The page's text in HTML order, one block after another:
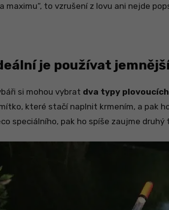
maximu“, to vzrušení z lovu ani nejde
je používat
si mohou vybrat dva typy
které stačí naplnit krmením, a pak
speciálního, pak ho spíše zaujme